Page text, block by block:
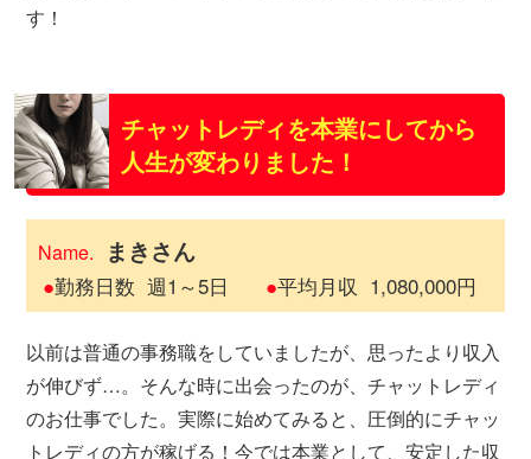
す！
チャットレディを本業にしてから
人生が変わりました！
Name. まきさん
●勤務日数 週1～5日 ●平均月収 1,080,000円
以前は普通の事務職をしていましたが、思ったより収入
が伸びず…。そんな時に出会ったのが、チャットレディ
のお仕事でした。実際に始めてみると、圧倒的にチャッ
トレディの方が稼げる！今では本業として、安定した収